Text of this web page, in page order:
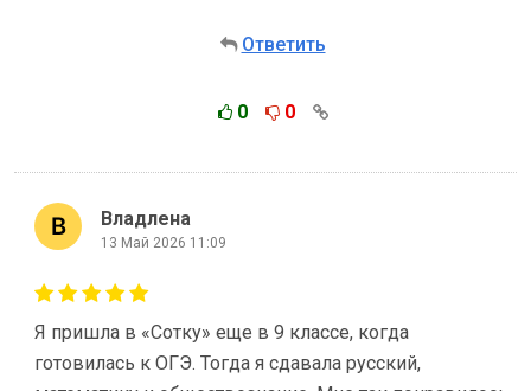
Ответить
0 0
Владлена
13 Май 2026 11:09
Я пришла в «Сотку» еще в 9 классе, когда
готовилась к ОГЭ. Тогда я сдавала русский,